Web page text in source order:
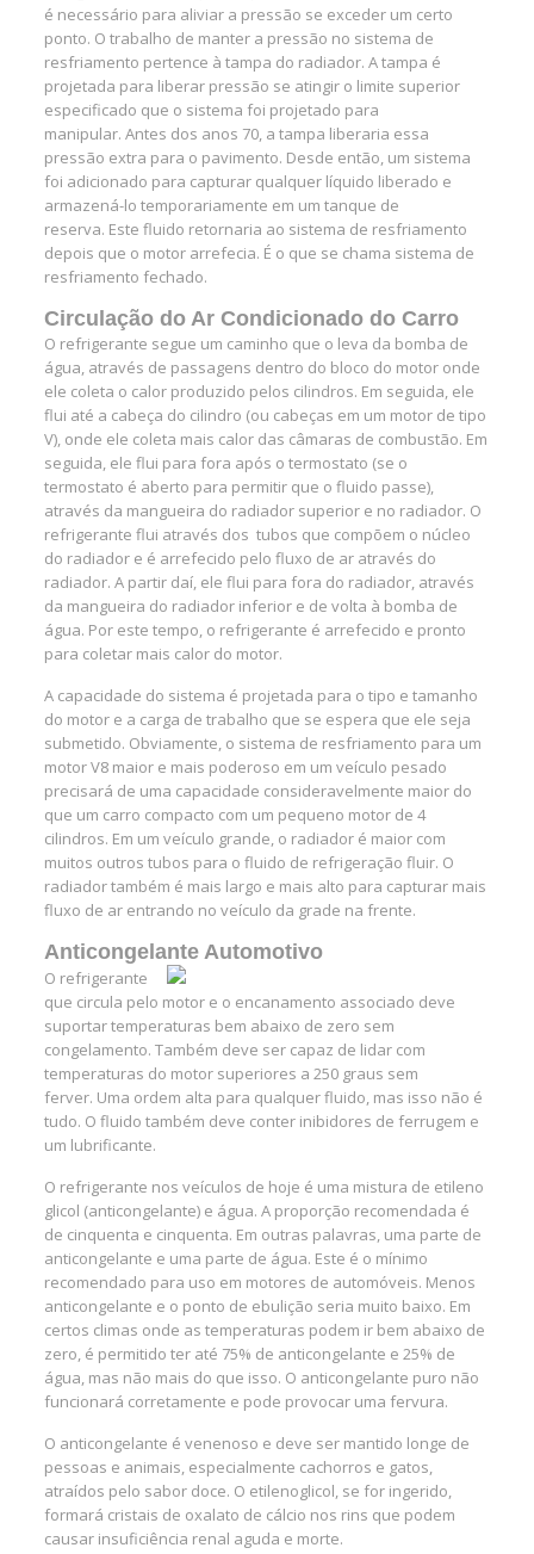
é necessário para aliviar a pressão se exceder um certo
ponto. O trabalho de manter a pressão no sistema de
resfriamento pertence à tampa do radiador. A tampa é
projetada para liberar pressão se atingir o limite superior
especificado que o sistema foi projetado para
manipular. Antes dos anos 70, a tampa liberaria essa
pressão extra para o pavimento. Desde então, um sistema
foi adicionado para capturar qualquer líquido liberado e
armazená-lo temporariamente em um tanque de
reserva. Este fluido retornaria ao sistema de resfriamento
depois que o motor arrefecia. É o que se chama sistema de
resfriamento fechado.
Circulação do Ar Condicionado do Carro
O refrigerante segue um caminho que o leva da bomba de
água, através de passagens dentro do bloco do motor onde
ele coleta o calor produzido pelos cilindros. Em seguida, ele
flui até a cabeça do cilindro (ou cabeças em um motor de tipo
V), onde ele coleta mais calor das câmaras de combustão. Em
seguida, ele flui para fora após o termostato (se o
termostato é aberto para permitir que o fluido passe),
através da mangueira do radiador superior e no radiador. O
refrigerante flui através dos tubos que compõem o núcleo
do radiador e é arrefecido pelo fluxo de ar através do
radiador. A partir daí, ele flui para fora do radiador, através
da mangueira do radiador inferior e de volta à bomba de
água. Por este tempo, o refrigerante é arrefecido e pronto
para coletar mais calor do motor.
A capacidade do sistema é projetada para o tipo e tamanho
do motor e a carga de trabalho que se espera que ele seja
submetido. Obviamente, o sistema de resfriamento para um
motor V8 maior e mais poderoso em um veículo pesado
precisará de uma capacidade consideravelmente maior do
que um carro compacto com um pequeno motor de 4
cilindros. Em um veículo grande, o radiador é maior com
muitos outros tubos para o fluido de refrigeração fluir. O
radiador também é mais largo e mais alto para capturar mais
fluxo de ar entrando no veículo da grade na frente.
Anticongelante Automotivo
O refrigerante
que circula pelo motor e o encanamento associado deve
suportar temperaturas bem abaixo de zero sem
congelamento. Também deve ser capaz de lidar com
temperaturas do motor superiores a 250 graus sem
ferver. Uma ordem alta para qualquer fluido, mas isso não é
tudo. O fluido também deve conter inibidores de ferrugem e
um lubrificante.
O refrigerante nos veículos de hoje é uma mistura de etileno
glicol (anticongelante) e água. A proporção recomendada é
de cinquenta e cinquenta. Em outras palavras, uma parte de
anticongelante e uma parte de água. Este é o mínimo
recomendado para uso em motores de automóveis. Menos
anticongelante e o ponto de ebulição seria muito baixo. Em
certos climas onde as temperaturas podem ir bem abaixo de
zero, é permitido ter até 75% de anticongelante e 25% de
água, mas não mais do que isso. O anticongelante puro não
funcionará corretamente e pode provocar uma fervura.
O anticongelante é venenoso e deve ser mantido longe de
pessoas e animais, especialmente cachorros e gatos,
atraídos pelo sabor doce. O etilenoglicol, se for ingerido,
formará cristais de oxalato de cálcio nos rins que podem
causar insuficiência renal aguda e morte.